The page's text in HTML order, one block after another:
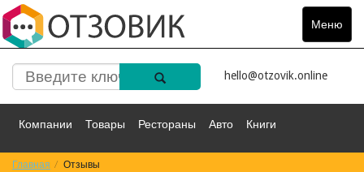
Меню
Toggle
hello@otzovik.online
Компании Товары Рестораны Авто Книги
Спорт Фильмы
Главная Отзывы